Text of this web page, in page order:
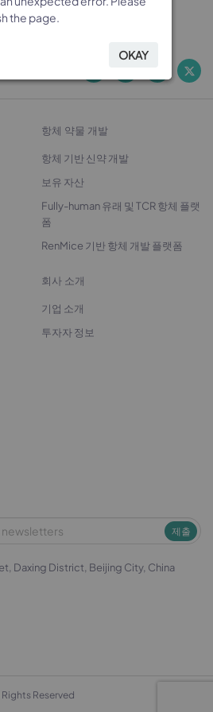
료제 개발까지
항체 약물 개발
항체 기반 신약 개발
보유 자산
Fully-human 유래 및 TCR 항체 플랫
폼
RenMice 기반 항체 개발 플랫폼
회사 소개
기업 소개
투자자 정보
제출
Daxing District, Beijing City, China
Reserved
the page.
OKAY
the page.
OKAY
the page.
OKAY
the page.
OKAY